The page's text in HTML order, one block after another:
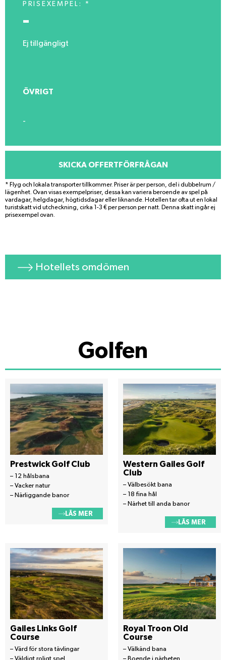
PRISEXEMPEL: *
-
Ej tillgängligt
ÖVRIGT
-
SKICKA OFFERTFÖRFRÅGAN
* Flyg och lokala transporter tillkommer. Priser är per person, del i dubbelrum /
lägenhet. Ovan visas exempelpriser, dessa kan variera beroende av spel på
vardagar, helgdagar, högtidsdagar eller liknande. Hotellen tar ofta ut en lokal
turistskatt vid utcheckning, cirka 1-3 € per person per natt. Denna skatt ingår ej
prisexempel ovan.
Hotellets omdömen
Golfen
Prestwick Golf Club
– 12 hålsbana
– Vacker natur
– Närliggande banor
LÄS MER
Western Gailes Golf
Club
– Välbesökt bana
– 18 fina hål
– Närhet till anda banor
LÄS MER
Gailes Links Golf
Course
– Värd för stora tävlingar
Royal Troon Old
Course
– Välkänd bana